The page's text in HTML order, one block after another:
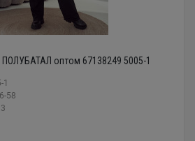
оптом 67138249 5005-1
58